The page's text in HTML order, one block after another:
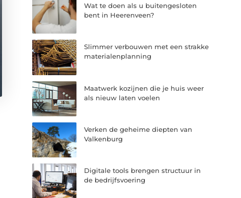
Wat te doen als u buitengesloten
bent in Heerenveen?
Slimmer verbouwen met een strakke
materialenplanning
Maatwerk kozijnen die je huis weer
als nieuw laten voelen
Verken de geheime diepten van
Valkenburg
Digitale tools brengen structuur in
de bedrijfsvoering